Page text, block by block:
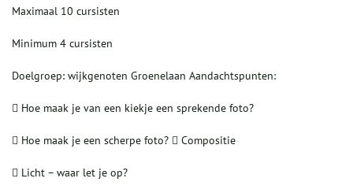
Maximaal 10 cursisten
Minimum 4 cursisten
Doelgroep: wijkgenoten Groenelaan Aandachtspunten:
 Hoe maak je van een kiekje een sprekende foto?
 Hoe maak je een scherpe foto?  Compositie
 Licht – waar let je op?